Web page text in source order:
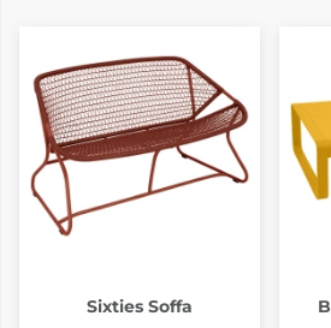
Sixties Soffa